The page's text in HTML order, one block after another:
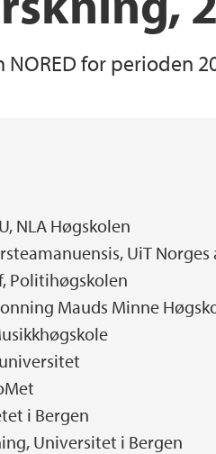
for perioden
NLA Høgskolen
UiT
Politihøgskolen
Mauds Minne
i Bergen
Universitet i Bergen